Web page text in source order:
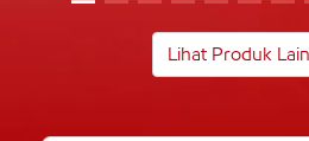
Lihat Produk